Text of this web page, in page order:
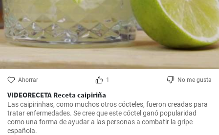
Ahorrar 1 No me gusta
VIDEORECETA Receta caipiriña
Las caipirinhas, como muchos otros cócteles, fueron creadas para
tratar enfermedades. Se cree que este cóctel ganó popularidad
como una forma de ayudar a las personas a combatir la gripe
española.